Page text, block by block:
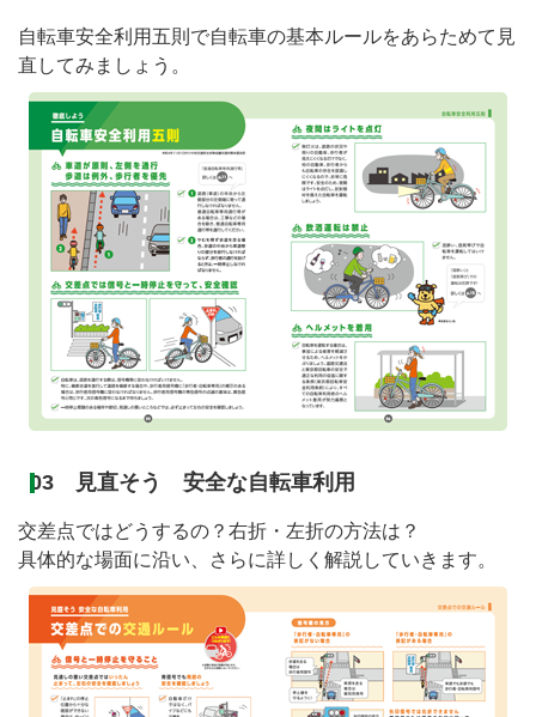
自転車安全利用五則で自転車の基本ルールをあらためて見
直してみましょう。
03 見直そう 安全な自転車利用
交差点ではどうするの？右折・左折の方法は？
具体的な場面に沿い、さらに詳しく解説していきます。